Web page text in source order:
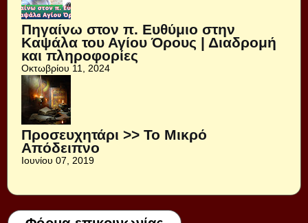
Πηγαίνω στον π. Ευθύμιο στην
Καψάλα του Αγίου Όρους | Διαδρομή
και πληροφορίες
Οκτωβρίου 11, 2024
Προσευχητάρι >> Το Μικρό
Απόδειπνο
Ιουνίου 07, 2019